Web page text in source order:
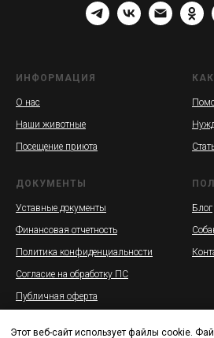
Этот веб-сайт использует файлы cookie.
ИНФОРМАЦИЯ
О нас
Наши животные
Посещение приюта
ДОКУМЕНТЫ
Уставные документы
Финансовая отчетность
Политика конфиденциальности
Согласие на обработку ПС
Публичная оферта
Блог